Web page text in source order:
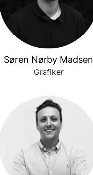
Søren Nørby Madsen
Grafiker